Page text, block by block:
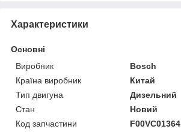
Характеристики
Основні
Виробник
Bosch
Країна виробник
Китай
Тип двигуна
Дизельний
Стан
Новий
Код запчастини
F00VC01364